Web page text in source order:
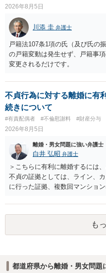
2026年8月5日
川添 圭 弁護士
戸籍法107条1項の氏（及び氏の
の戸籍変動は発生せず、戸籍事
変更されるだけです。
不貞行為に対する離婚に有
続きについて
#有責配偶者 #不倫慰謝料 #財産分与
2026年8月5日
離婚・男女問題に強い弁護士
白井 弘昭 弁護士
＞こちらに有利に離婚するには
不貞の証拠としては、ライン、
に行った証拠、複数回マンショ
婚する、慰謝料をとるなど）こ
貞発覚後、長期間同居を続ける
場合がありますので、ご注意く
も
都道府県から離婚・男女問題